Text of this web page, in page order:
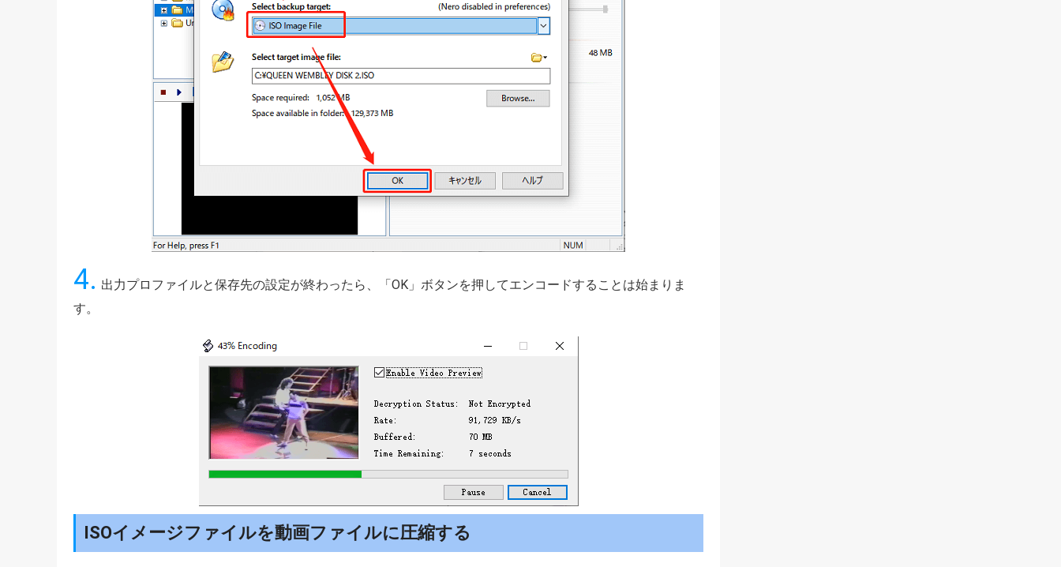
4. 出力プロファイルと保存先の設定が終わったら、「OK」ボタンを押してエンコードすることは始まりま
す。
ISOイメージファイルを動画ファイルに圧縮する